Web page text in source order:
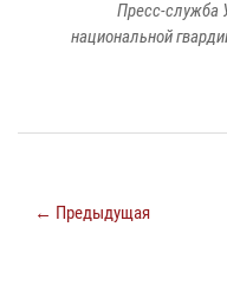
Пресс-служба
национальной
← Предыдущая